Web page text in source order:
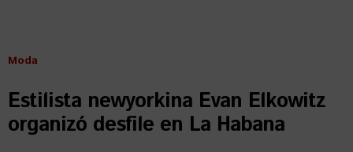
Moda
Estilista newyorkina Evan Elkowitz
organizó desfile en La Habana